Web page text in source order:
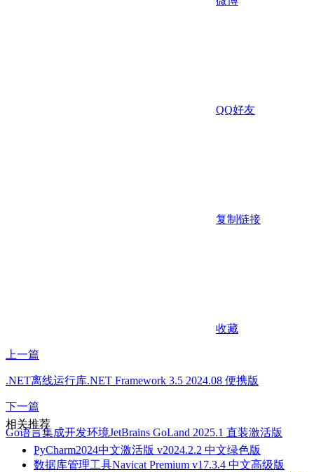
QQ好友
复制链接
收藏
上一篇
.NET离线运行库.NET Framework 3.5 2024.08 便携版
下一篇
Go语言集成开发环境JetBrains GoLand 2025.1 直装激活版
相关推荐
PyCharm2024中文激活版 v2024.2.2 中文绿色版
数据库管理工具Navicat Premium v17.3.4 中文高级版